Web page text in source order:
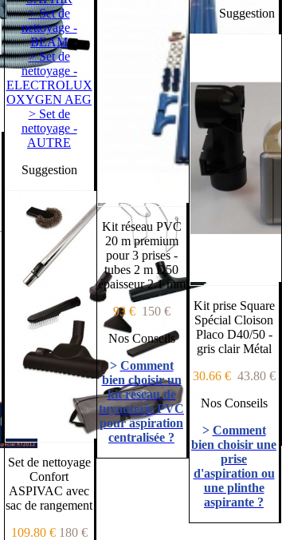
> Set de
nettoyage -
BEAM
> Set de
nettoyage -
ELECTROLUX
OXYGEN AEG
> Set de
nettoyage -
AUTRE
Suggestion
Set de nettoyage
Confort
ASPIVAC avec
sac de rangement
109.80 € 180 €
Kit réseau PVC
20 m premium
pour 3 prises -
tubes 2 m D50
épaisseur 2.1 mm
93 € 150 €
Nos Conseils
> Comment
bien choisir un
kit réseau de
tuyauterie PVC
pour aspiration
centralisée ?
Suggestion
Kit prise Square
Spécial Cloison
Placo D40/50 -
gris clair Métal
30.66 € 43.80 €
Nos Conseils
> Comment
bien choisir une
prise
d'aspiration ou
une plinthe
aspirante ?